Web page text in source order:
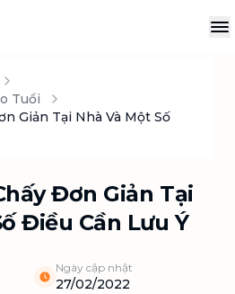
Tuổi
Giản Tại Nhà Và Một Số
Đơn Giản Tại
Điều Cần Lưu Ý
Ngày cập nhật
27/02/2022